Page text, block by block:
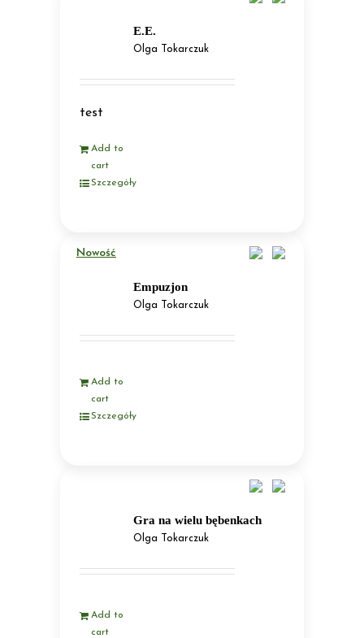
E.E.
Olga Tokarczuk
test
Add to
cart
Szczegóły
Empuzjon
Olga Tokarczuk
Add to
cart
Szczegóły
Nowość
Gra na wielu bębenkach
Olga Tokarczuk
Add to
cart